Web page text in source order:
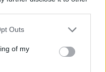
one or more Google
You may click to
its third-party tags to
in below Google
Outs
of my
Egy őrült nap
című
volt a francia